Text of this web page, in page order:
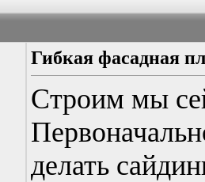
Гибкая фасадная
Строим мы
делать